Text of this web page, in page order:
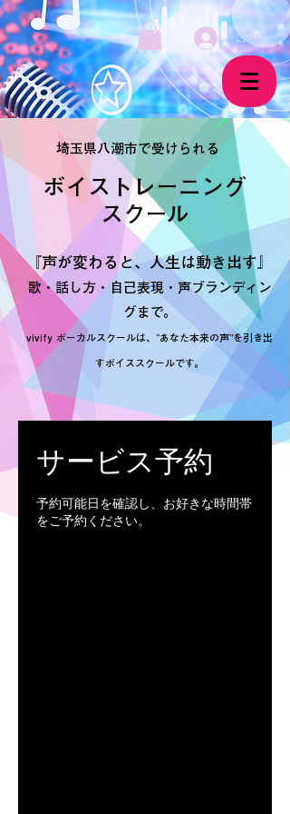
ログイン
埼玉県八潮市で受けられる
ボイストレーニング
​スクール
『声が変わると、人生は動き出す』
歌・話し方・自己表現・声ブランディン
グまで。
vivify ボーカルスクールは、“あなた本来の声”を引き出
すボイススクールです。
サービス予約
予約可能日を確認し、お好きな時間帯
をご予約ください。